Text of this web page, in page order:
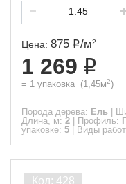
Цена: 875 /м2
1 269
= 1 упаковка (1,45м2)
Порода дерева: Ель
Длина, м: 2 Профиль:
упаковке: 5 Виды